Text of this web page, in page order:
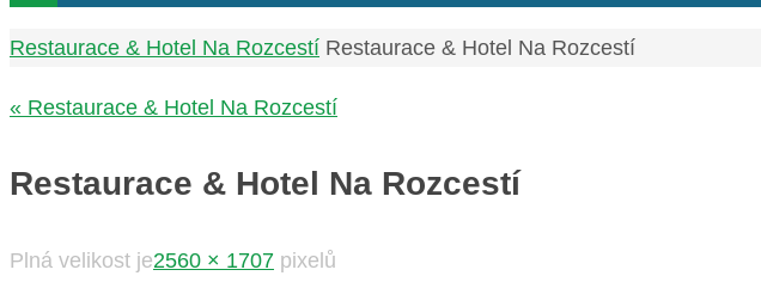
Home
Restaurace & Hotel Na Rozcestí Restaurace & Hotel Na Rozcestí
« Restaurace & Hotel Na Rozcestí
Restaurace & Hotel Na Rozcestí
Plná velikost je2560 × 1707 pixelů